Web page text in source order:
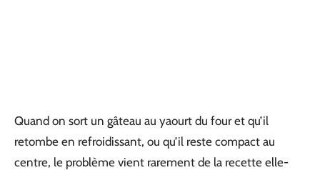
Quand on sort un gâteau au yaourt du four et qu’il
retombe en refroidissant, ou qu’il reste compact au
centre, le problème vient rarement de la recette elle-